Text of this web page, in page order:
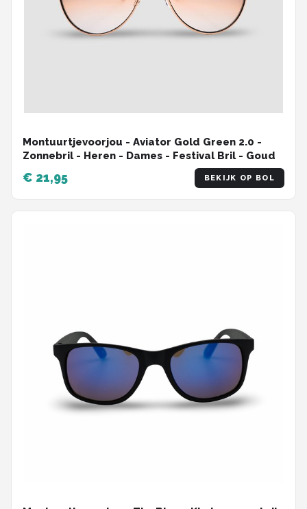
Montuurtjevoorjou - Aviator Gold Green 2.0 -
Zonnebril - Heren - Dames - Festival Bril - Goud
€ 21,95 BEKIJK OP BOL